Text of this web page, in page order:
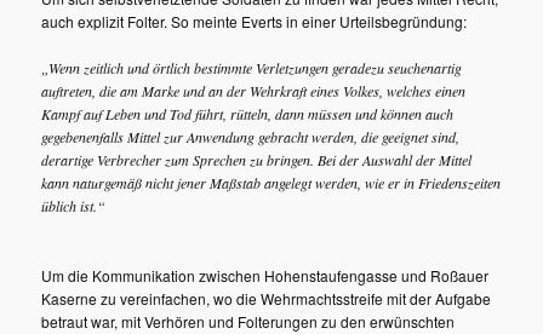
auch explizit Folter. So meinte Everts in einer Urteilsbegründung:
„Wenn zeitlich und örtlich bestimmte Verletzungen geradezu seuchenartig
auftreten, die am Marke und an der Wehrkraft eines Volkes, welches einen
Kampf auf Leben und Tod führt, rütteln, dann müssen und können auch
gegebenenfalls Mittel zur Anwendung gebracht werden, die geeignet sind,
derartige Verbrecher zum Sprechen zu bringen. Bei der Auswahl der Mittel
kann naturgemäß nicht jener Maßstab angelegt werden, wie er in Friedenszeiten
üblich ist.“
Um die Kommunikation zwischen Hohenstaufengasse und Roßauer
Kaserne zu vereinfachen, wo die Wehrmachtsstreife mit der Aufgabe
betraut war, mit Verhören und Folterungen zu den erwünschten